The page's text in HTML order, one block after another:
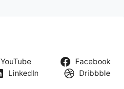
YouTube
Facebook
LinkedIn Dribbble